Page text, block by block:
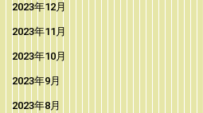
2023年12月
2023年11月
2023年10月
2023年9月
2023年8月